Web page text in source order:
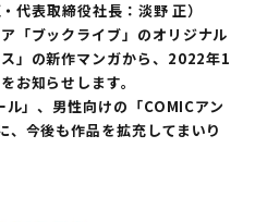
表取締役社長：淡野 正）
「ブックライブ」のオリジナル
」の新作マンガから、2022年1
お知らせします。
」、男性向けの「COMICアン
今後も作品を拡充してまいり